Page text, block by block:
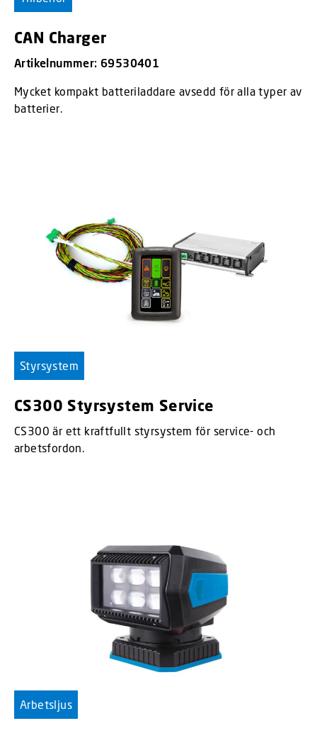
CAN Charger
Artikelnummer: 69530401
Mycket kompakt batteriladdare avsedd för alla typer av
batterier.
Styrsystem
CS300 Styrsystem Service
CS300 är ett kraftfullt styrsystem för service- och
arbetsfordon.
Arbetsljus